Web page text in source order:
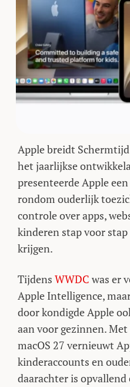
Apple breidt
het jaarlijkse
presenteerde Apple
rondom ouderlijk
controle over apps,
kinderen stap voor
krijgen.
Tijdens WWDC was er
Apple Intelligence,
door kondigde Apple
aan voor gezinnen. Met
macOS 27 vernieuwt
kinderaccounts en
daarachter is